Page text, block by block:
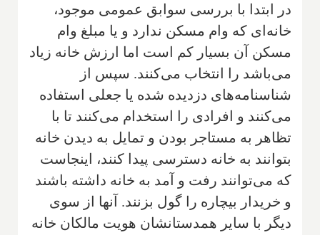
در ابتدا با بررسی سوابق عمومی موجود،
خانه‌ای که وام مسکن ندارد و یا مبلغ وام
مسکن آن بسیار کم است اما ارزش خانه زیاد
می‌باشد را انتخاب می‌کنند. سپس از
شناسنامه‌های دزدیده شده یا جعلی استفاده
می‌کنند و ‌‌افرادی‌ را استخدام می‌کنند تا با
تظاهر به ‌مستاجر بودن و تمایل به دیدن خانه
بتوانند‌ به خانه دسترسی پیدا کنند، اینجاست
که می‌توانند رفت و آمد به خانه داشته باشند
و خریدار بیچاره را گول بزنند. آنها از سوی
دیگر با سایر همدستانشان هویت مالکان خانه